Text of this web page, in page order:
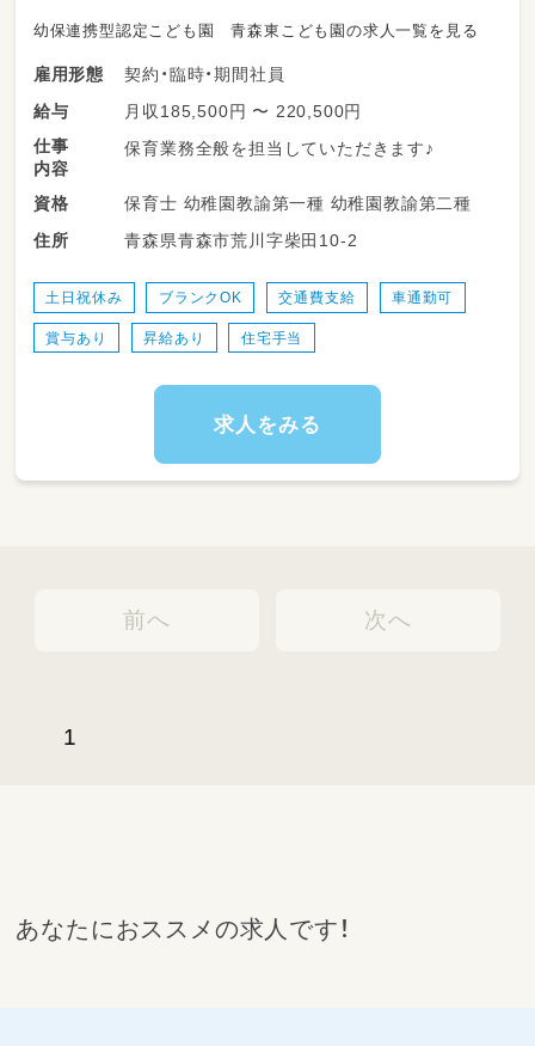
幼保連携型認定こども園 青森東こども園の求人一覧を見る
雇用形態
契約・臨時・期間社員
給与
月収185,500円 〜 220,500円
仕事
内容
保育業務全般を担当していただきます♪
資格
保育士 幼稚園教諭第一種 幼稚園教諭第二種
住所
青森県青森市荒川字柴田10-2
土日祝休み ブランクOK 交通費支給 車通勤可
賞与あり 昇給あり 住宅手当
求人をみる
前へ
1
次へ
あなたにおススメの求人です！